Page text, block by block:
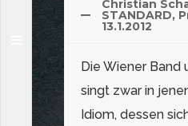
Christian
STANDARD,
13.1.2012
Die Wiener Band
singt zwar in
Idiom, dessen